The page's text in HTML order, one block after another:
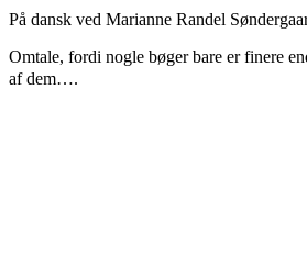
På dansk ved Marianne Randel
Omtale, fordi nogle bøger bare er finere
af dem….